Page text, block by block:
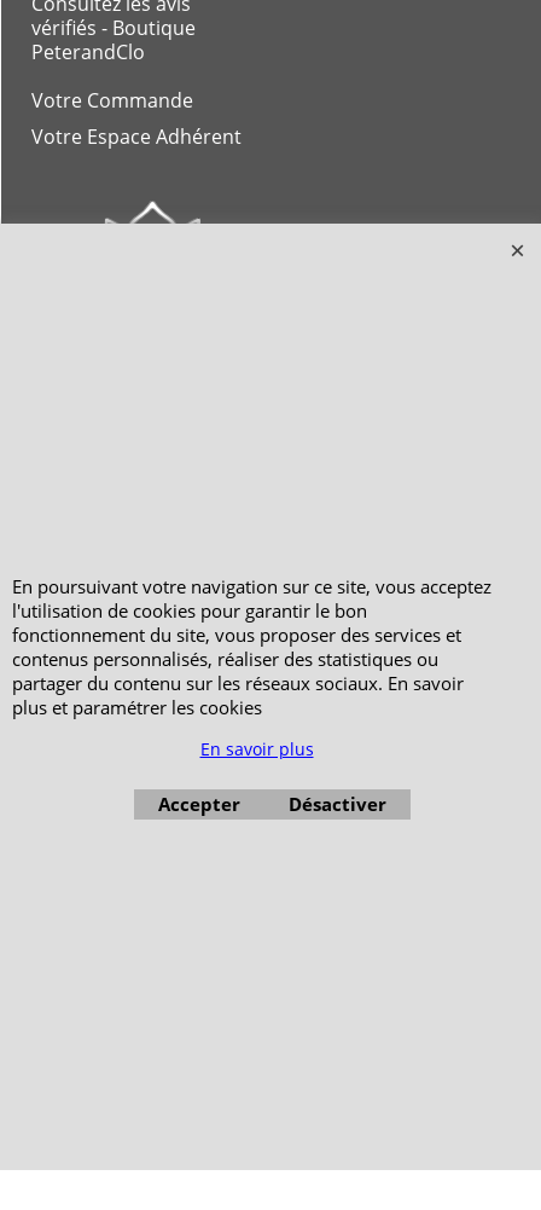
vérifiés - Boutique
PeterandClo
Votre Commande
Votre Espace Adhérent
Boutique en ligne créés avec le logiciel eCommerce ShopFactory
En poursuivant votre navigation sur ce site, vous acceptez
l'utilisation de cookies pour garantir le bon
fonctionnement du site, vous proposer des services et
contenus personnalisés, réaliser des statistiques ou
partager du contenu sur les réseaux sociaux. En savoir
plus et paramétrer les cookies
En savoir plus
Accepter Désactiver